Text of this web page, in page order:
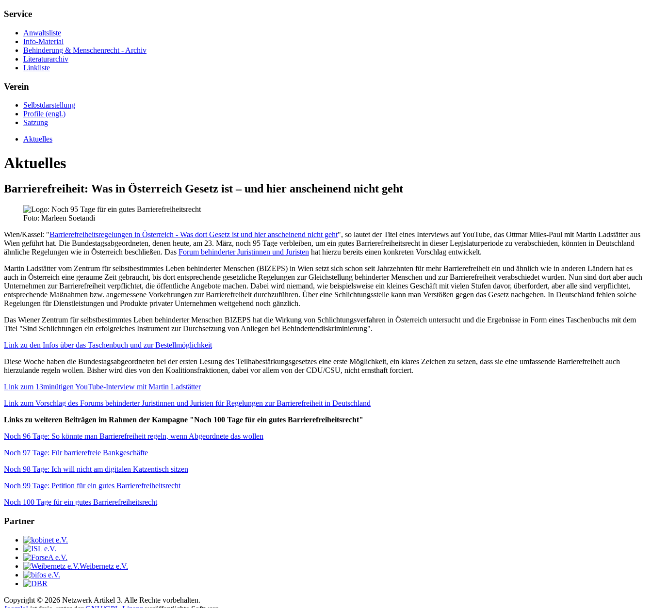
Service
Anwaltsliste
Info-Material
Behinderung & Menschenrecht - Archiv
Literaturarchiv
Linkliste
Verein
Selbstdarstellung
Profile (engl.)
Satzung
Aktuelles
Aktuelles
Barrierefreiheit: Was in Österreich Gesetz ist – und hier anscheinend nicht geht
Foto: Marleen Soetandi
Wien/Kassel: "Barrierefreiheitsregelungen in Österreich - Was dort Gesetz ist und hier anscheinend nicht geht", so lautet der Titel eines Interviews auf YouTube, das Ottmar Miles-Paul mit Martin Ladstätter aus
Wien geführt hat. Die Bundestagsabgeordneten, denen heute, am 23. März, noch 95 Tage verbleiben, um ein gutes Barrierefreiheitsrecht in dieser Legislaturperiode zu verabschieden, könnten in Deutschland
ähnliche Regelungen wie in Österreich beschließen. Das Forum behinderter Juristinnen und Juristen hat hierzu bereits einen konkreten Vorschlag entwickelt.
Martin Ladstätter vom Zentrum für selbstbestimmtes Leben behinderter Menschen (BIZEPS) in Wien setzt sich schon seit Jahrzehnten für mehr Barrierefreiheit ein und ähnlich wie in anderen Ländern hat es
auch in Österreich eine geraume Zeit gebraucht, bis dort entsprechende gesetzliche Regelungen zur Gleichstellung behinderter Menschen und zur Barrierefreiheit verabschiedet wurden. Nun sind dort aber auch
Unternehmen zur Barrierefreiheit verpflichtet, die öffentliche Angebote machen. Dabei wird niemand, wie beispielsweise ein kleines Geschäft mit vielen Stufen davor, überfordert, aber alle sind verpflichtet,
entsprechende Maßnahmen bzw. angemessene Vorkehrungen zur Barrierefreiheit durchzuführen. Über eine Schlichtungsstelle kann man Verstößen gegen das Gesetz nachgehen. In Deutschland fehlen solche
Regelungen für Dienstleistungen und Produkte privater Unternehmen weitgehend noch gänzlich.
Das Wiener Zentrum für selbstbestimmtes Leben behinderter Menschen BIZEPS hat die Wirkung von Schlichtungsverfahren in Österreich untersucht und die Ergebnisse in Form eines Taschenbuchs mit dem
Titel "Sind Schlichtungen ein erfolgreiches Instrument zur Durchsetzung von Anliegen bei Behindertendiskriminierung".
Link zu den Infos über das Taschenbuch und zur Bestellmöglichkeit
Diese Woche haben die Bundestagsabgeordneten bei der ersten Lesung des Teilhabestärkungsgesetzes eine erste Möglichkeit, ein klares Zeichen zu setzen, dass sie eine umfassende Barrierefreiheit auch
hierzulande regeln wollen. Bisher wird dies von den Koalitionsfraktionen, dabei vor allem von der CDU/CSU, nicht ernsthaft forciert.
Link zum 13minütigen YouTube-Interview mit Martin Ladstätter
Link zum Vorschlag des Forums behinderter Juristinnen und Juristen für Regelungen zur Barrierefreiheit in Deutschland
Links zu weiteren Beiträgen im Rahmen der Kampagne "Noch 100 Tage für ein gutes Barrierefreiheitsrecht"
Noch 96 Tage: So könnte man Barrierefreiheit regeln, wenn Abgeordnete das wollen
Noch 97 Tage: Für barrierefreie Bankgeschäfte
Noch 98 Tage: Ich will nicht am digitalen Katzentisch sitzen
Noch 99 Tage: Petition für ein gutes Barrierefreiheitsrecht
Noch 100 Tage für ein gutes Barrierefreiheitsrecht
Partner
Weibernetz e.V.
Copyright © 2026 Netzwerk Artikel 3. Alle Rechte vorbehalten.